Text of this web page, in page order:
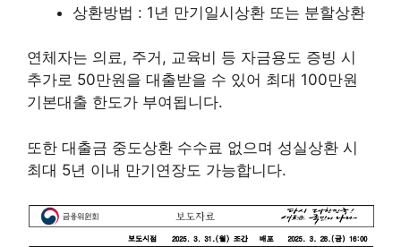
상환방법 : 1년 만기일시상환 또는 분할상환
연체자는 의료, 주거, 교육비 등 자금용도 증빙 시
추가로 50만원을 대출받을 수 있어 최대 100만원
기본대출 한도가 부여됩니다.
또한 대출금 중도상환 수수료 없으며 성실상환 시
최대 5년 이내 만기연장도 가능합니다.